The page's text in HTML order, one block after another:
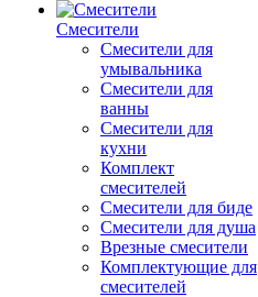
Смесители
Смесители для
умывальника
Смесители для
ванны
Смесители для
кухни
Комплект
смесителей
Смесители для биде
Смесители для душа
Врезные смесители
Комплектующие для
смесителей